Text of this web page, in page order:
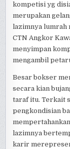
kompetisi yg
merupakan
lazimnya lumrah
CTN Angkor
menyimpan
mengambil
Besar bokser
secara kian
taraf itu. Terkait
pengkondisian
lazimnya
karir